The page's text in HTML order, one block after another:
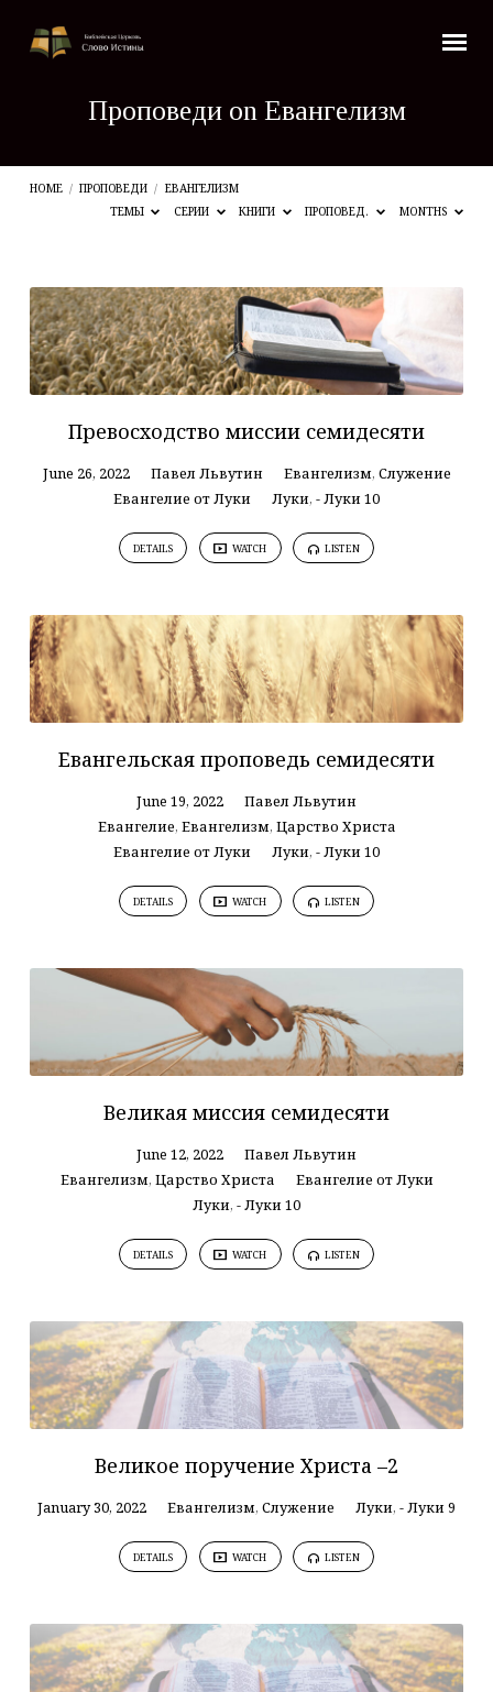
Проповеди on Евангелизм
HOME / ПРОПОВЕДИ / ЕВАНГЕЛИЗМ
ТЕМЫ
СЕРИИ КНИГИ ПРОПОВЕД. MONTHS
Проповеди
on
Евангелизм
Превосходство миссии семидесяти
June 26, 2022 Павел Львутин Евангелизм, Служение
Евангелие от Луки
Луки, - Луки 10
DETAILS WATCH LISTEN
Евангельская проповедь семидесяти
June 19, 2022
Павел Львутин
Евангелие, Евангелизм, Царство Христа
Евангелие от Луки
Луки, - Луки 10
DETAILS WATCH LISTEN
Великая миссия семидесяти
June 12, 2022
Павел Львутин
Евангелизм, Царство Христа
Евангелие от Луки
Луки, - Луки 10
DETAILS WATCH LISTEN
Великое поручение Христа –2
January 30, 2022 Евангелизм, Служение Луки, - Луки 9
DETAILS WATCH LISTEN